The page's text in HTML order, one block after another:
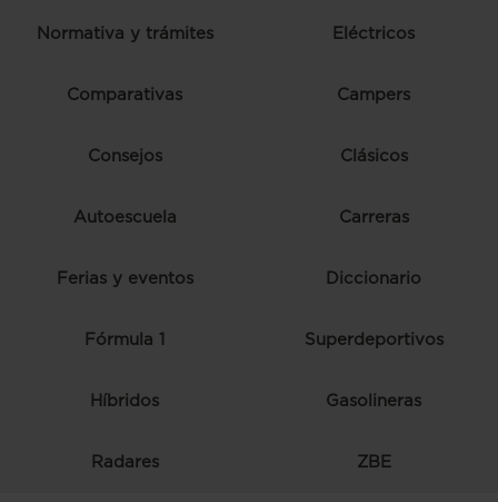
Normativa y trámites Eléctricos
Comparativas Campers
Consejos Clásicos
Autoescuela Carreras
Ferias y eventos Diccionario
Fórmula 1 Superdeportivos
Híbridos Gasolineras
Radares ZBE